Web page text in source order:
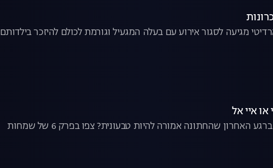
מגיעה לסגור אירוע עם בעלה המגעיל וגורמת לכולם להיזכר בילדותם
האחרון שהחתונה אמורה להיות טבעונית? צפו בפרק 6 של שמחות